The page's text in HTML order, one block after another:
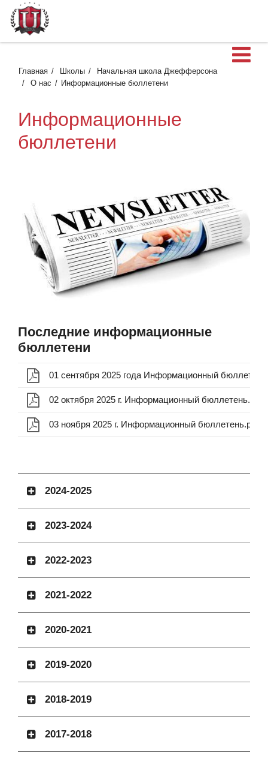
Главная Школы
Начальная школа Джефферсона
О нас
Информационные бюллетени
Информационные
бюллетени
Последние информационные
бюллетени
01 сентября 2025 года Информационный
02 октября 2025 г. Информационный бюллетень.pdf
03 ноября 2025 г. Информационный бюллетень.pdf
2024-2025
2023-2024
2022-2023
2021-2022
2020-2021
2019-2020
2018-2019
2017-2018